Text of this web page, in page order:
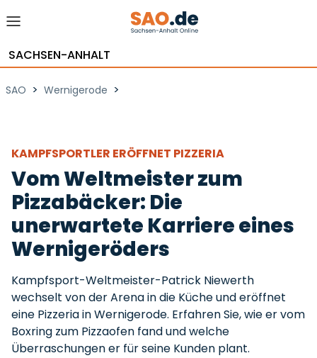
SACHSEN-ANHALT
SAO > Wernigerode >
KAMPFSPORTLER ERÖFFNET PIZZERIA
Vom Weltmeister zum
Pizzabäcker: Die
unerwartete Karriere eines
Wernigeröders
Kampfsport-Weltmeister-Patrick Niewerth
wechselt von der Arena in die Küche und eröffnet
eine Pizzeria in Wernigerode. Erfahren Sie, wie er vom
Boxring zum Pizzaofen fand und welche
Überraschungen er für seine Kunden plant.